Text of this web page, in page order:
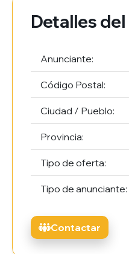
Detalles
Anunciante:
Código Postal:
Ciudad / Pueblo:
Provincia:
Tipo de oferta:
Tipo de anunciante:
Contactar